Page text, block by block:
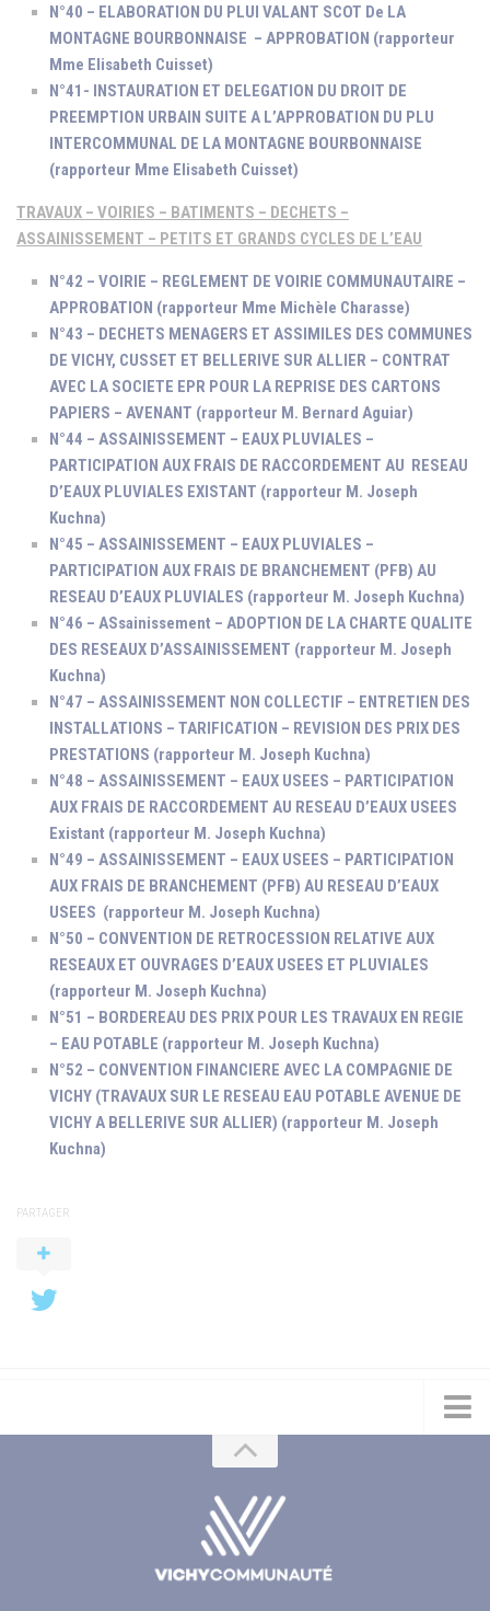
N°40 – ELABORATION DU PLUI VALANT SCOT De LA
MONTAGNE BOURBONNAISE – APPROBATION (rapporteur
Mme Elisabeth Cuisset)
N°41- INSTAURATION ET DELEGATION DU DROIT DE
PREEMPTION URBAIN SUITE A L’APPROBATION DU PLU
INTERCOMMUNAL DE LA MONTAGNE BOURBONNAISE
(rapporteur Mme Elisabeth Cuisset)
TRAVAUX – VOIRIES – BATIMENTS – DECHETS –
ASSAINISSEMENT – PETITS ET GRANDS CYCLES DE L’EAU
N°42 – VOIRIE – REGLEMENT DE VOIRIE COMMUNAUTAIRE –
APPROBATION (rapporteur Mme Michèle Charasse)
N°43 – DECHETS MENAGERS ET ASSIMILES DES COMMUNES
DE VICHY, CUSSET ET BELLERIVE SUR ALLIER – CONTRAT
AVEC LA SOCIETE EPR POUR LA REPRISE DES CARTONS
PAPIERS – AVENANT (rapporteur M. Bernard Aguiar)
N°44 – ASSAINISSEMENT – EAUX PLUVIALES –
PARTICIPATION AUX FRAIS DE RACCORDEMENT AU RESEAU
D’EAUX PLUVIALES EXISTANT (rapporteur M. Joseph
Kuchna)
N°45 – ASSAINISSEMENT – EAUX PLUVIALES –
PARTICIPATION AUX FRAIS DE BRANCHEMENT (PFB) AU
RESEAU D’EAUX PLUVIALES (rapporteur M. Joseph Kuchna)
N°46 – ASsainissement – ADOPTION DE LA CHARTE QUALITE
DES RESEAUX D’ASSAINISSEMENT (rapporteur M. Joseph
Kuchna)
N°47 – ASSAINISSEMENT NON COLLECTIF – ENTRETIEN DES
INSTALLATIONS – TARIFICATION – REVISION DES PRIX DES
PRESTATIONS (rapporteur M. Joseph Kuchna)
N°48 – ASSAINISSEMENT – EAUX USEES – PARTICIPATION
AUX FRAIS DE RACCORDEMENT AU RESEAU D’EAUX USEES
Existant (rapporteur M. Joseph Kuchna)
N°49 – ASSAINISSEMENT – EAUX USEES – PARTICIPATION
AUX FRAIS DE BRANCHEMENT (PFB) AU RESEAU D’EAUX
USEES (rapporteur M. Joseph Kuchna)
N°50 – CONVENTION DE RETROCESSION RELATIVE AUX
RESEAUX ET OUVRAGES D’EAUX USEES ET PLUVIALES
(rapporteur M. Joseph Kuchna)
N°51 – BORDEREAU DES PRIX POUR LES TRAVAUX EN REGIE
– EAU POTABLE (rapporteur M. Joseph Kuchna)
N°52 – CONVENTION FINANCIERE AVEC LA COMPAGNIE DE
VICHY (TRAVAUX SUR LE RESEAU EAU POTABLE AVENUE DE
VICHY A BELLERIVE SUR ALLIER) (rapporteur M. Joseph
Kuchna)
PARTAGER